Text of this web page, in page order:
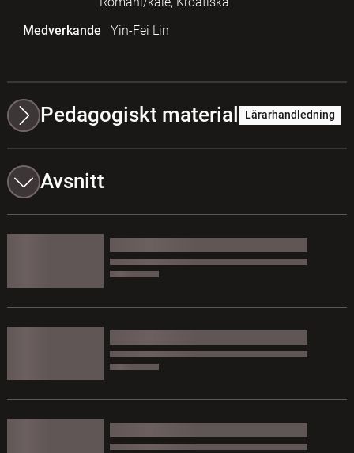
Medverkande
Yin-Fei Lin
Pedagogiskt material Lärarhandledning
Avsnitt